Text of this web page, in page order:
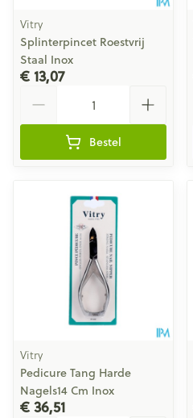
Vitry
Splinterpincet Roestvrij
Staal Inox
€ 13,07
Bestel
Vitry
Pedicure Tang Harde
Nagels14 Cm Inox
€ 36,51